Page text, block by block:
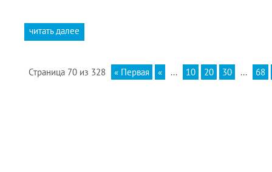
читать далее
Страница 70 из 328 « Первая « ... 10 20 30 ... 68